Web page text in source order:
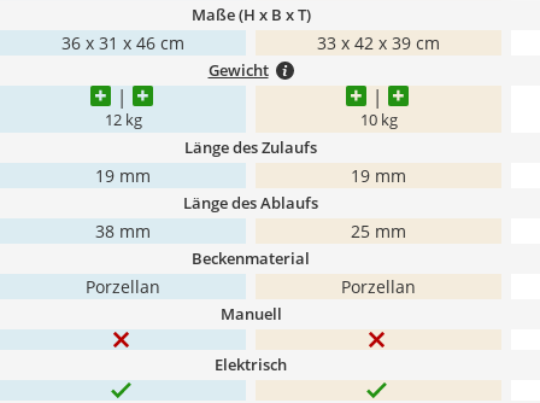
Maße (H x B x T)
36 x 31 x 46 cm ‎33 x 42 x 39 cm
Gewicht
12 kg 10 kg
Länge des Zulaufs
19 mm 19 mm
Länge des Ablaufs
38 mm 25 mm
Beckenmaterial
Porzellan Porzellan
Manuell
Elektrisch